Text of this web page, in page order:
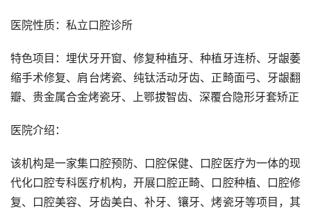
医院性质：私立口腔诊所
特色项目：埋伏牙开窗、修复种植牙、种植牙连桥、牙龈萎
缩手术修复、肩台烤瓷、纯钛活动牙齿、正畸面弓、牙龈翻
瓣、贵金属合金烤瓷牙、上鄂拔智齿、深覆合隐形牙套矫正
医院介绍：
该机构是一家集口腔预防、口腔保健、口腔医疗为一体的现
代化口腔专科医疗机构，开展口腔正畸、口腔种植、口腔修
复、口腔美容、牙齿美白、补牙、镶牙、烤瓷牙等项目，其